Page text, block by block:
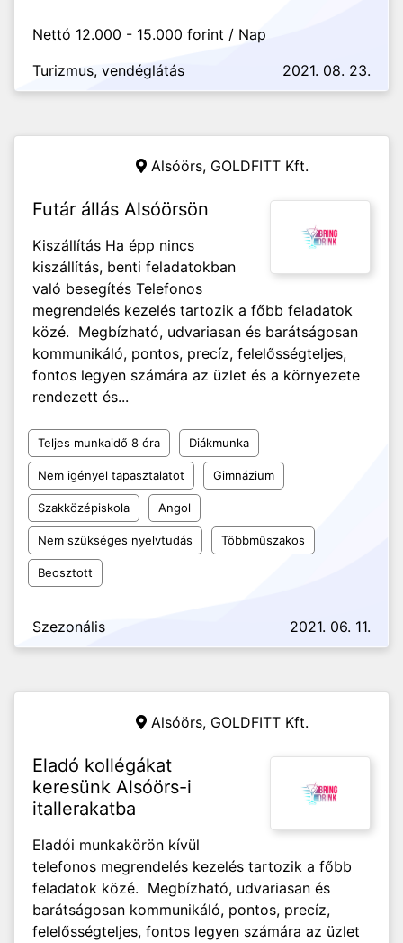
Nettó 12.000 - 15.000 forint / Nap
Turizmus, vendéglátás
2021. 08. 23.
Alsóörs, GOLDFITT Kft.
Futár állás Alsóörsön
Kiszállítás Ha épp nincs
kiszállítás, benti feladatokban
való besegítés Telefonos
megrendelés kezelés tartozik a főbb feladatok
közé. Megbízható, udvariasan és barátságosan
kommunikáló, pontos, precíz, felelősségteljes,
fontos legyen számára az üzlet és a környezete
rendezett és...
Teljes munkaidő 8 óra Diákmunka
Nem igényel tapasztalatot Gimnázium
Szakközépiskola Angol
Nem szükséges nyelvtudás Többműszakos
Beosztott
Szezonális 2021. 06. 11.
Alsóörs, GOLDFITT Kft.
Eladó kollégákat
keresünk Alsóörs-i
itallerakatba
Eladói munkakörön kívül
telefonos megrendelés kezelés tartozik a főbb
feladatok közé. Megbízható, udvariasan és
barátságosan kommunikáló, pontos, precíz,
felelősségteljes, fontos legyen számára az üzlet